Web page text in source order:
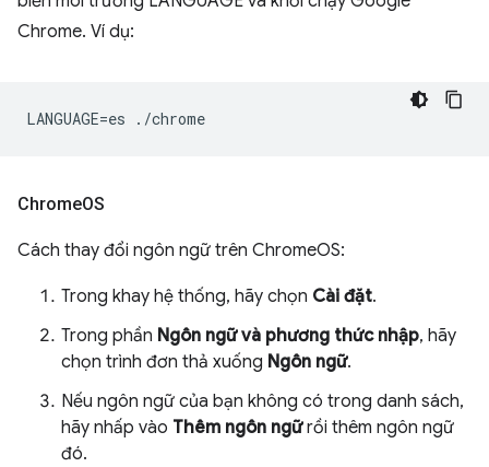
Chrome. Ví dụ:
ChromeOS
Cách thay đổi ngôn ngữ trên ChromeOS:
Trong khay hệ thống, hãy chọn Cài đặt.
Trong phần Ngôn ngữ và phương thức nhập, hãy
chọn trình đơn thả xuống Ngôn ngữ.
Nếu ngôn ngữ của bạn không có trong danh sách,
hãy nhấp vào Thêm ngôn ngữrồi thêm ngôn ngữ
đó.